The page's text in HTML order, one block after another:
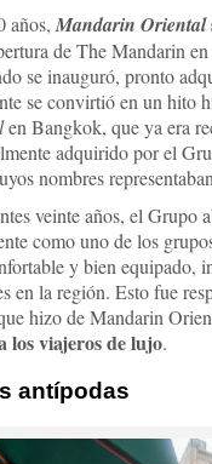
años, Mandarin Oriental
de The Mandarin
se inauguró, pronto
se convirtió en un hito
en Bangkok, que ya era
adquirido por el
nombres
veinte años, el
como uno de los
y bien equipado,
en la región. Esto fue
hizo de Mandarin
los viajeros de lujo.
antípodas